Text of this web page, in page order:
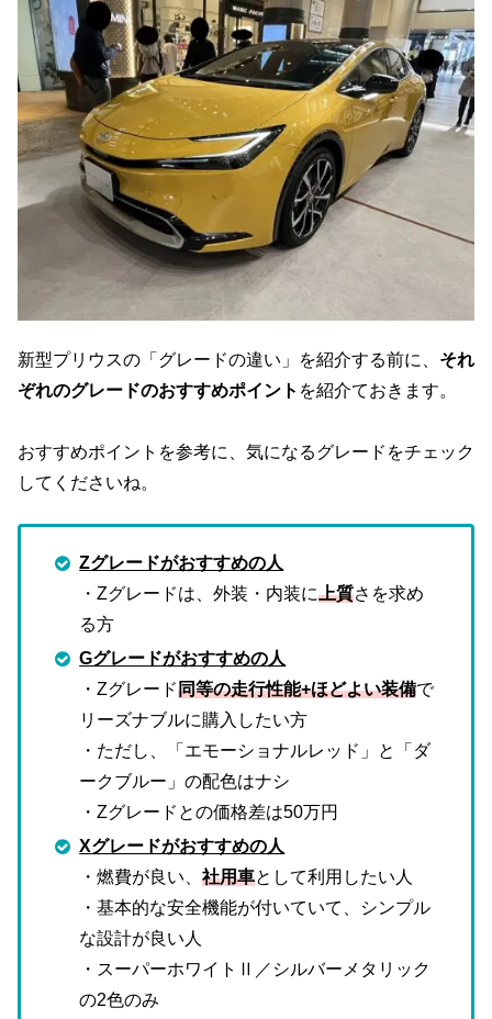
新型プリウスの「グレードの違い」を紹介する前に、 それ
ぞれのグレードのおすすめポイント を紹介ておきます。
おすすめポイントを参考に、気になるグレードをチェック
してくださいね。
Zグレードがおすすめの人
・Zグレードは、外装・内装に上質さを求め
る方
Gグレードがおすすめの人
・Zグレード同等の走行性能+ほどよい装備で
リーズナブルに購入したい方
・ただし、「エモーショナルレッド」と「ダ
ークブルー」の配色はナシ
・Zグレードとの価格差は50万円
Xグレードがおすすめの人
・燃費が良い、社用車として利用したい人
・基本的な安全機能が付いていて、シンプル
な設計が良い人
・スーパーホワイトⅡ／シルバーメタリック
の2色のみ